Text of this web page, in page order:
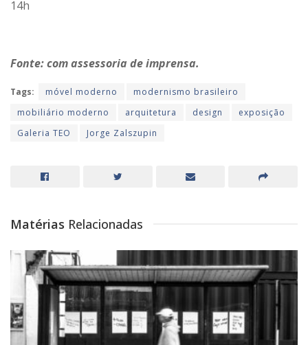
14h
Fonte: com assessoria de imprensa.
Tags: móvel moderno
modernismo brasileiro
mobiliário moderno
arquitetura design
exposição
Galeria TEO
Jorge Zalszupin
Matérias Relacionadas